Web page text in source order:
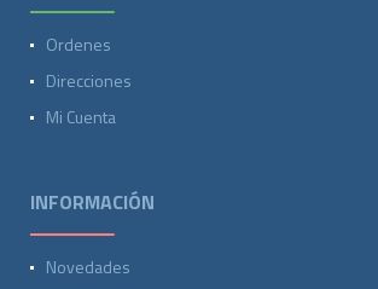
Ordenes
Direcciones
Mi Cuenta
INFORMACIÓN
Novedades